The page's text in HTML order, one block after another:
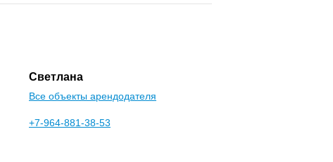
Светлана
Все объекты арендодателя
+7-964-881-38-53